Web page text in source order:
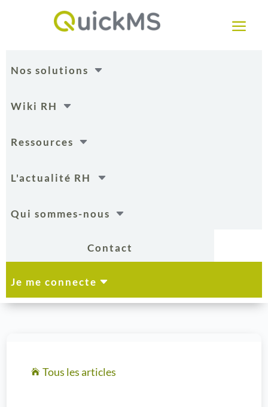
a
C
Nos solutions
C
Wiki RH
C
Ressources
C
L'actualité RH
C
Qui sommes-nous
Contact
C
Je me connecte
 Tous les articles